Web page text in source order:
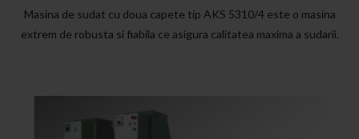
Masina de sudat cu doua capete tip AKS 5310/4 este o masina
extrem de robusta si fiabila ce asigura calitatea maxima a sudarii.